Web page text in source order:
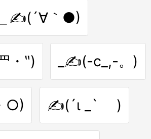
＿✍(´∀｀●)
・‶) _✍(-c_,-。)
○) ✍(´ι _` )